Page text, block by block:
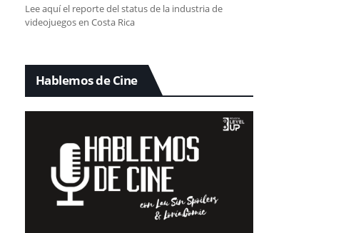
Lee aquí el reporte del status de la industria de
videojuegos en Costa Rica
Hablemos de Cine